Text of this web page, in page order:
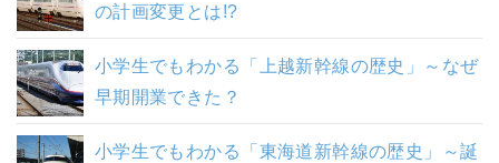
の計画変更とは!?
小学生でもわかる「上越新幹線の歴史」～なぜ
早期開業できた？
小学生でもわかる「東海道新幹線の歴史」～誕